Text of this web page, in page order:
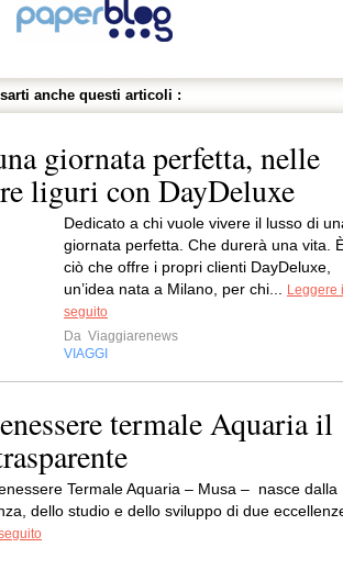
anche questi articoli :
giornata perfetta, nelle
liguri con DayDeluxe
Dedicato a chi vuole vivere il lusso di
giornata perfetta. Che durerà una vita.
ciò che offre i propri clienti DayDeluxe,
un’idea nata a Milano, per chi...
Leggere
seguito
Da Viaggiarenews
VIAGGI
termale Aquaria il
Termale Aquaria – Musa – nasce dalla
dello studio e dello sviluppo di due